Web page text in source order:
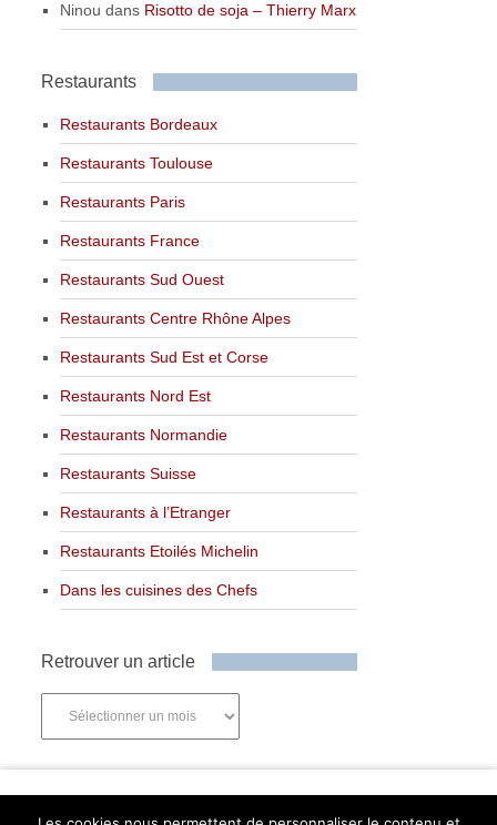
Ninou dans Risotto de soja – Thierry Marx
Restaurants
Restaurants Bordeaux
Restaurants Toulouse
Restaurants Paris
Restaurants France
Restaurants Sud Ouest
Restaurants Centre Rhône Alpes
Restaurants Sud Est et Corse
Restaurants Nord Est
Restaurants Normandie
Restaurants Suisse
Restaurants à l’Etranger
Restaurants Etoilés Michelin
Dans les cuisines des Chefs
Retrouver un article